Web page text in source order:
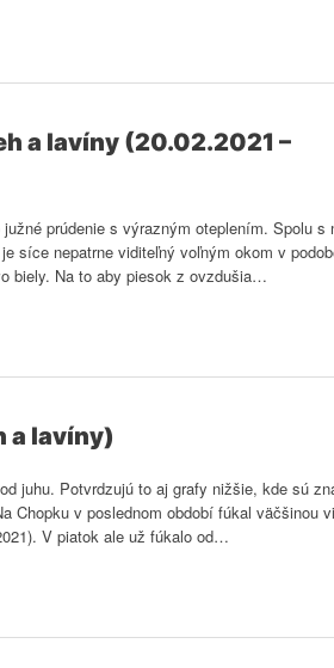
a lavíny (20.02.2021 –
prúdenie s výrazným oteplením. Spolu s
síce nepatrne viditeľný voľným okom v
biely. Na to aby piesok z ovzdušia…
a lavíny)
juhu. Potvrdzujú to aj grafy nižšie, kde sú
Chopku v poslednom období fúkal väčšinou
V piatok ale už fúkalo od…